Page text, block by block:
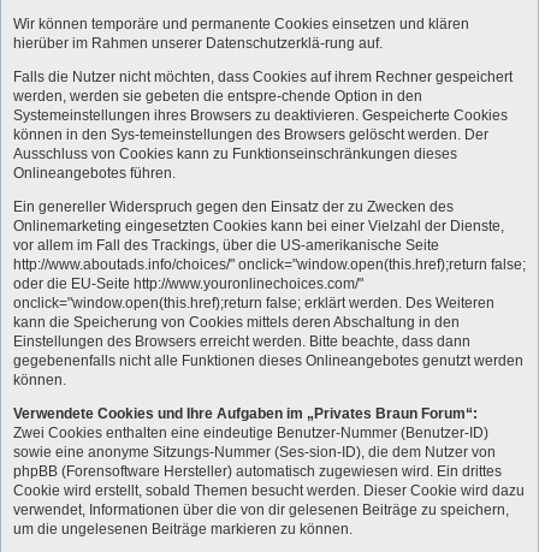
Wir können temporäre und permanente Cookies einsetzen und klären
hierüber im Rahmen unserer Datenschutzerklä-rung auf.
Falls die Nutzer nicht möchten, dass Cookies auf ihrem Rechner gespeichert
werden, werden sie gebeten die entspre-chende Option in den
Systemeinstellungen ihres Browsers zu deaktivieren. Gespeicherte Cookies
können in den Sys-temeinstellungen des Browsers gelöscht werden. Der
Ausschluss von Cookies kann zu Funktionseinschränkungen dieses
Onlineangebotes führen.
Ein genereller Widerspruch gegen den Einsatz der zu Zwecken des
Onlinemarketing eingesetzten Cookies kann bei einer Vielzahl der Dienste,
vor allem im Fall des Trackings, über die US-amerikanische Seite
http://www.aboutads.info/choices/" onclick="window.open(this.href);return false;
oder die EU-Seite http://www.youronlinechoices.com/"
onclick="window.open(this.href);return false; erklärt werden. Des Weiteren
kann die Speicherung von Cookies mittels deren Abschaltung in den
Einstellungen des Browsers erreicht werden. Bitte beachte, dass dann
gegebenenfalls nicht alle Funktionen dieses Onlineangebotes genutzt werden
können.
Verwendete Cookies und Ihre Aufgaben im „Privates Braun Forum“:
Zwei Cookies enthalten eine eindeutige Benutzer-Nummer (Benutzer-ID)
sowie eine anonyme Sitzungs-Nummer (Ses-sion-ID), die dem Nutzer von
phpBB (Forensoftware Hersteller) automatisch zugewiesen wird. Ein drittes
Cookie wird erstellt, sobald Themen besucht werden. Dieser Cookie wird dazu
verwendet, Informationen über die von dir gelesenen Beiträge zu speichern,
um die ungelesenen Beiträge markieren zu können.